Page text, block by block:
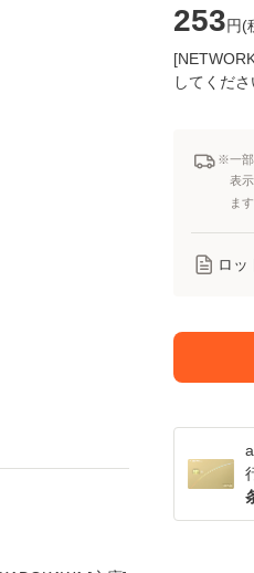
253円(
してくだ
※一部
表
ま
ロッ